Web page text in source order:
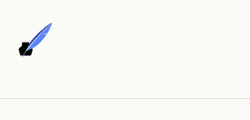
содержимому